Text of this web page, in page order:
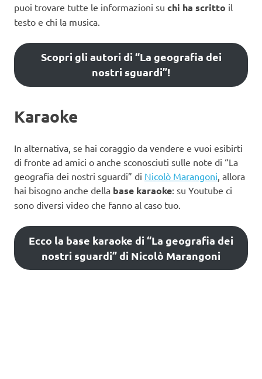
puoi trovare tutte le informazioni su chi ha scritto il
testo e chi la musica.
Scopri gli autori di “La geografia dei
nostri sguardi”!
Karaoke
In alternativa, se hai coraggio da vendere e vuoi esibirti
di fronte ad amici o anche sconosciuti sulle note di “La
geografia dei nostri sguardi” di Nicolò Marangoni, allora
hai bisogno anche della base karaoke: su Youtube ci
sono diversi video che fanno al caso tuo.
Ecco la base karaoke di “La geografia dei
nostri sguardi” di Nicolò Marangoni